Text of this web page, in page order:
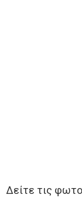
Δείτε τις